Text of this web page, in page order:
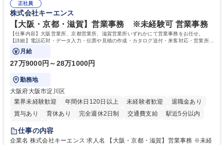
正社員
株式会社キーエンス
【大阪・京都・滋賀】営業事務 ※未経験可 営業事務
【仕事内容】大阪営業所、京都営業所、滋賀営業所いずれかにて営業事務をお任せ。
【詳細】電話応対・データ入力・伝票や見積の作成・カタログ送付・来客対応・営業所内
で発生する事務業務や業務改善をお任せ。
月給
27万9000円～28万1000円
勤務地
大阪府大阪市淀川区
業界未経験歓迎
年間休日120日以上 未経験者歓迎
退職金あり
賞与あり
育休あり 完全週休2日制 交通費支給
駅近5分以内
土日祝休み
仕事の内容
企業名 株式会社キーエンス 求人名 【大阪・京都・滋賀】営業事務 ※未経